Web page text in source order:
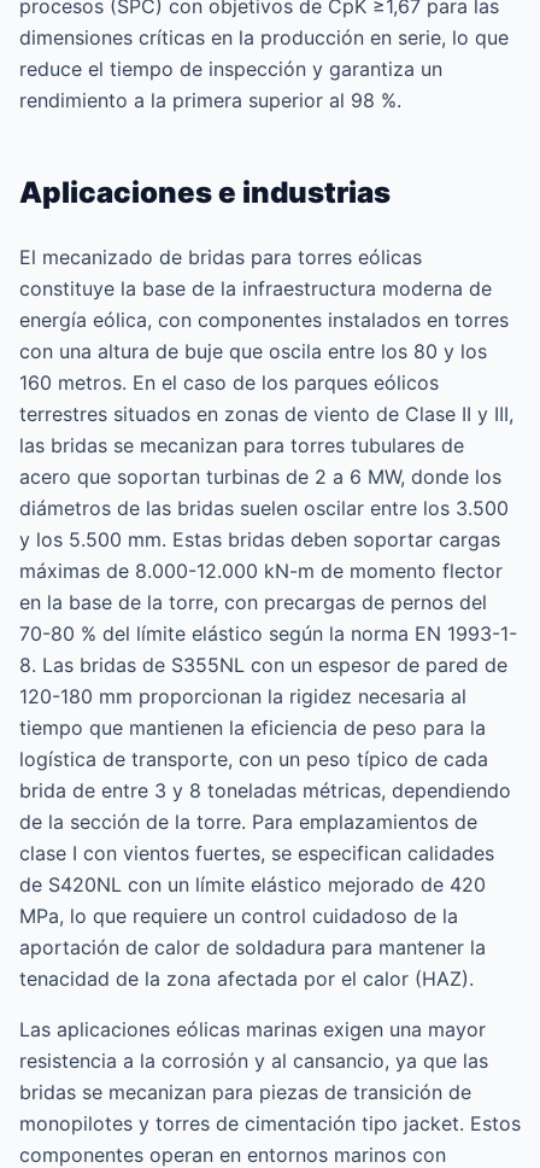
procesos (SPC) con objetivos de CpK ≥1,67 para las
dimensiones críticas en la producción en serie, lo que
reduce el tiempo de inspección y garantiza un
rendimiento a la primera superior al 98 %.
Aplicaciones e industrias
El mecanizado de bridas para torres eólicas
constituye la base de la infraestructura moderna de
energía eólica, con componentes instalados en torres
con una altura de buje que oscila entre los 80 y los
160 metros. En el caso de los parques eólicos
terrestres situados en zonas de viento de Clase II y III,
las bridas se mecanizan para torres tubulares de
acero que soportan turbinas de 2 a 6 MW, donde los
diámetros de las bridas suelen oscilar entre los 3.500
y los 5.500 mm. Estas bridas deben soportar cargas
máximas de 8.000-12.000 kN-m de momento flector
en la base de la torre, con precargas de pernos del
70-80 % del límite elástico según la norma EN 1993-1-
8. Las bridas de S355NL con un espesor de pared de
120-180 mm proporcionan la rigidez necesaria al
tiempo que mantienen la eficiencia de peso para la
logística de transporte, con un peso típico de cada
brida de entre 3 y 8 toneladas métricas, dependiendo
de la sección de la torre. Para emplazamientos de
clase I con vientos fuertes, se especifican calidades
de S420NL con un límite elástico mejorado de 420
MPa, lo que requiere un control cuidadoso de la
aportación de calor de soldadura para mantener la
tenacidad de la zona afectada por el calor (HAZ).
Las aplicaciones eólicas marinas exigen una mayor
resistencia a la corrosión y al cansancio, ya que las
bridas se mecanizan para piezas de transición de
monopilotes y torres de cimentación tipo jacket. Estos
componentes operan en entornos marinos con